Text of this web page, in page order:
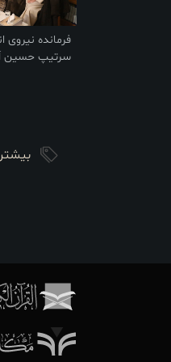
فرمانده نیروی
سرتیپ حسین